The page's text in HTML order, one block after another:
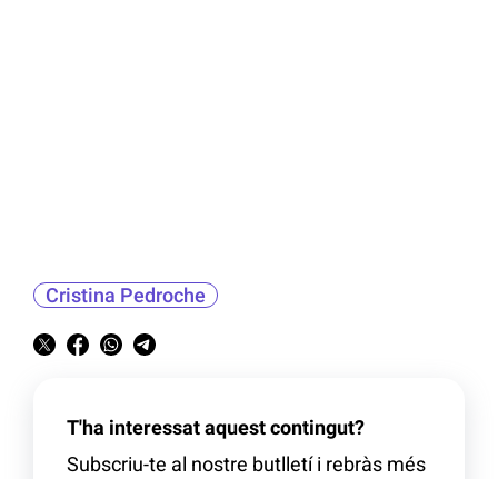
Cristina Pedroche
T'ha interessat aquest contingut?
Subscriu-te al nostre butlletí i rebràs més